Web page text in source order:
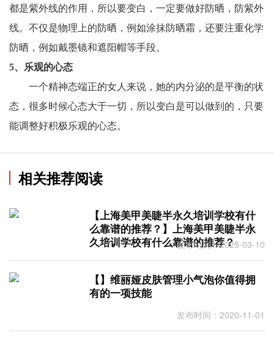
都是紫外线的作用，所以要变白，一定要做好防晒，防紫外
线。不仅是物理上的防晒，例如涂抹防晒霜，还要注重化学
防晒，例如戴墨镜和遮阳帽等手段。
5、乐观的心态
一个精神态端正的女人来说，她的内分泌的是平衡的状
态，很多时候心态大于一切，所以变白是可以做到的，只要
能调整好积极乐观的心态。
相关推荐阅读
【上海美甲美睫半永久培训学校有什
么靠谱的推荐？】上海美甲美睫半永
久培训学校有什么靠谱的推荐？
发布时间：2025-03-10
【】维丽娅皮肤管理小气泡你值得拥
有的一项技能
发布时间：2020-11-01